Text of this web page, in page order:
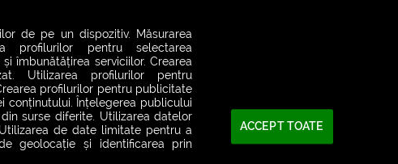
2026© SMART RADIO. Toate drepturile rezervate
de pe un dispozitiv. Măsurarea
profilurilor pentru selectarea
îmbunătățirea serviciilor. Crearea
Utilizarea profilurilor pentru
profilurilor pentru publicitate
conținutului. Înțelegerea publicului
surse diferite. Utilizarea datelor
de date limitate pentru a
geolocație și identificarea prin
ACCEPT TOATE